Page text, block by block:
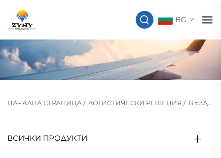
BG
НАЧАЛНА СТРАНИЦА / ЛОГИСТИЧЕСКИ РЕШЕНИЯ / ВЪЗДУШЕН ТРАНСПОРТ
ВСИЧКИ ПРОДУКТИ